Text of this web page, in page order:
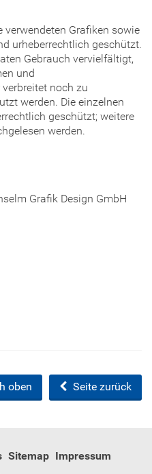
verwendeten Grafiken sowie
urheberrechtlich geschützt.
Gebrauch vervielfältigt,
und
noch zu
werden. Die einzelnen
geschützt; weitere
werden.
Grafik Design GmbH
Seite zurück
oben
Sitemap Impressum